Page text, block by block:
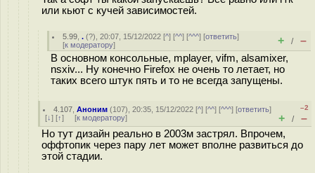
или кьют с кучей зависимостей.
5.99 ,. (?), 20:07, 15/12/2022 [^] [^^] [^^^] [ответить]
[к модератору] + / –
В основном консольные, mplayer, vifm, alsamixer,
nsxiv... Ну конечно Firefox не очень то летает, но
таких всего штук пять и то не всегда запущены.
4.107 ,Аноним (107), 20:35, 15/12/2022 [^] [^^] [^^^] [ответить]
[↓] [↑] [к модератору]
–2
+ / –
Но тут дизайн реально в 2003м застрял. Впрочем,
оффтопик через пару лет может вполне развиться до
этой стадии.